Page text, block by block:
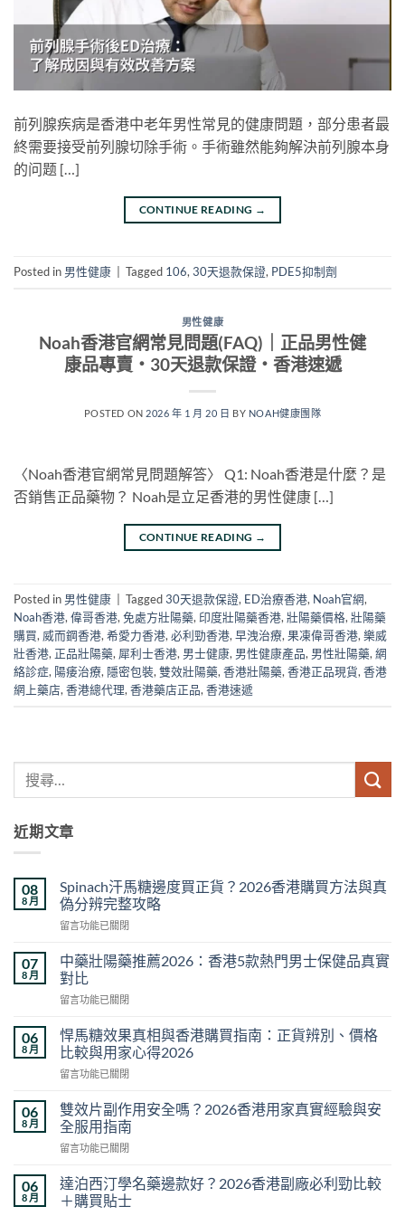
前列腺疾病是香港中老年男性常見的健康問題，部分患者最
終需要接受前列腺切除手術。手術雖然能夠解決前列腺本身
的问题 […]
CONTINUE READING →
Posted in 男性健康 Tagged 106,30天退款保證, PDE5抑制劑
男性健康
Noah香港官網常見問題(FAQ)｜正品男性健
康品專賣・30天退款保證・香港速遞
POSTED ON 2026 年 1 月 20 日 BY NOAH健康團隊
〈Noah香港官網常見問題解答〉 Q1: Noah香港是什麼？是
否銷售正品藥物？ Noah是立足香港的男性健康 […]
CONTINUE READING →
Posted in 男性健康 Tagged30天退款保證, ED治療香港, Noah官網,
Noah香港, 偉哥香港, 免處方壯陽藥, 印度壯陽藥香港, 壯陽藥價格, 壯陽藥
購買, 威而鋼香港, 希愛力香港, 必利勁香港, 早洩治療, 果凍偉哥香港, 樂威
壯香港, 正品壯陽藥, 犀利士香港, 男士健康, 男性健康產品, 男性壯陽藥, 網
絡診症, 陽痿治療, 隱密包裝, 雙效壯陽藥, 香港壯陽藥, 香港正品現貨, 香港
網上藥店, 香港總代理, 香港藥店正品, 香港速遞
近期文章
08
8 月
Spinach汗馬糖邊度買正貨？2026香港購買方法與真
偽分辨完整攻略
在
汗
馬
糖
邊
買
正
貨？
2026
港
購
方
與
真
留言功能已關閉
07
8 月
中藥壯陽藥推薦2026：香港5款熱門男士保健品真實
對比
在
藥
壯
陽
藥
薦
2026：
港
款
熱
留言功能已關閉
06
8 月
悍馬糖效果真相與香港購買指南：正貨辨別、價格
比較與用家心得2026
在
馬
糖
效
果
相
與
留言功能已關閉
06
8 月
雙效片副作用安全嗎？2026香港用家真實經驗與安
全服用指南
在
效
片
副
留言功能已關閉
06
8 月
達泊西汀學名藥邊款好？2026香港副廠必利勁比較
＋購買貼士